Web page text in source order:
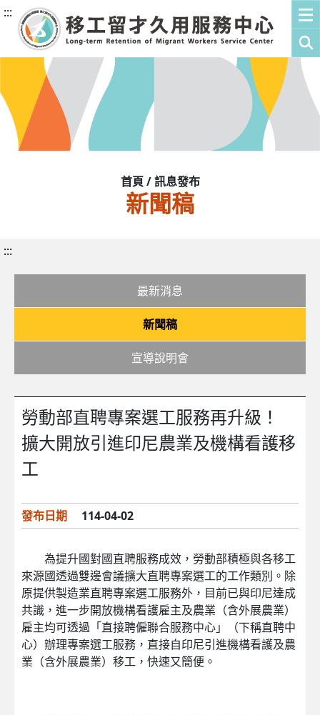
:::
首頁 / 訊息發布
新聞稿
:::
最新消息
新聞稿
宣導說明會
勞動部直聘專案選工服務再升級！
擴大開放引進印尼農業及機構看護移
工
發布日期 114-04-02
為提升國對國直聘服務成效，勞動部積極與各移工
來源國透過雙邊會議擴大直聘專案選工的工作類別。除
原提供製造業直聘專案選工服務外，目前已與印尼達成
共識，進一步開放機構看護雇主及農業（含外展農業）
雇主均可透過「直接聘僱聯合服務中心」（下稱直聘中
心）辦理專案選工服務，直接自印尼引進機構看護及農
業（含外展農業）移工，快速又簡便。